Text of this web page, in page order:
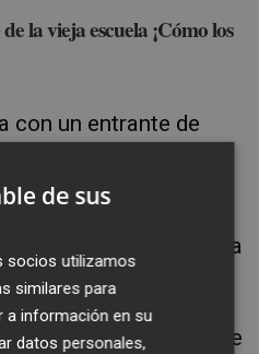
la vieja escuela ¡Cómo los
con un entrante de
jalapeños, chili
al romero
Serie Andalucía
floral y cítrica armoniza
primer bocado.
mini hamburguesa de
de sus
socios utilizamos
similares para
a información en su
datos personales,